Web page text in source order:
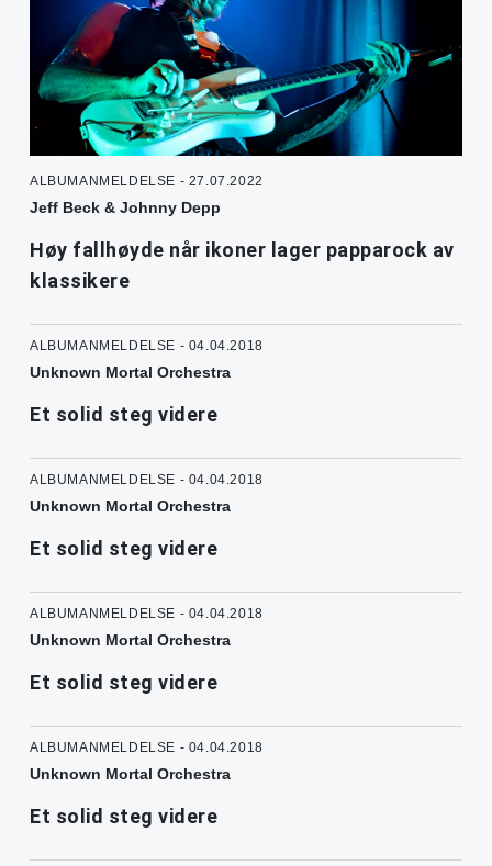
ALBUMANMELDELSE - 27.07.2022
Jeff Beck & Johnny Depp
Høy fallhøyde når ikoner lager papparock av
klassikere
ALBUMANMELDELSE - 04.04.2018
Unknown Mortal Orchestra
Et solid steg videre
ALBUMANMELDELSE - 04.04.2018
Unknown Mortal Orchestra
Et solid steg videre
ALBUMANMELDELSE - 04.04.2018
Unknown Mortal Orchestra
Et solid steg videre
ALBUMANMELDELSE - 04.04.2018
Unknown Mortal Orchestra
Et solid steg videre